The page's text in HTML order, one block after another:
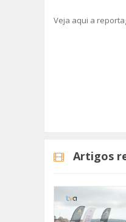
Veja aqui a
Artigos